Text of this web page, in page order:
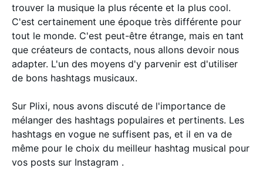
trouver la musique la plus récente et la plus cool.
C'est certainement une époque très différente pour
tout le monde. C'est peut-être étrange, mais en tant
que créateurs de contacts, nous allons devoir nous
adapter. L'un des moyens d'y parvenir est d'utiliser
de bons hashtags musicaux.
Sur Plixi, nous avons discuté de l'importance de
mélanger des hashtags populaires et pertinents. Les
hashtags en vogue ne suffisent pas, et il en va de
même pour le choix du meilleur hashtag musical pour
vos posts sur Instagram .